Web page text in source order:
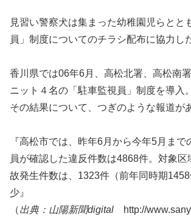
見習い警察犬は集まった幼稚園児らとと
員」制度についてのチラシ配布に協力し
香川県では06年6月、高松北署、高松南
ニット４名の「駐車監視員」制度を導入。
その結果について、つぎのような報道が
『高松市では、昨年6月から今年5月まで
員が確認した違反件数は4868件。対象区
故発生件数は、1323件（前年同時期
少』
（出典：山陽新聞digital http://